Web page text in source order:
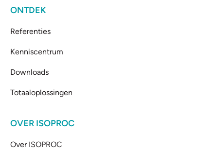
ONTDEK
Referenties
Kenniscentrum
Downloads
Totaaloplossingen
OVER ISOPROC
Over ISOPROC